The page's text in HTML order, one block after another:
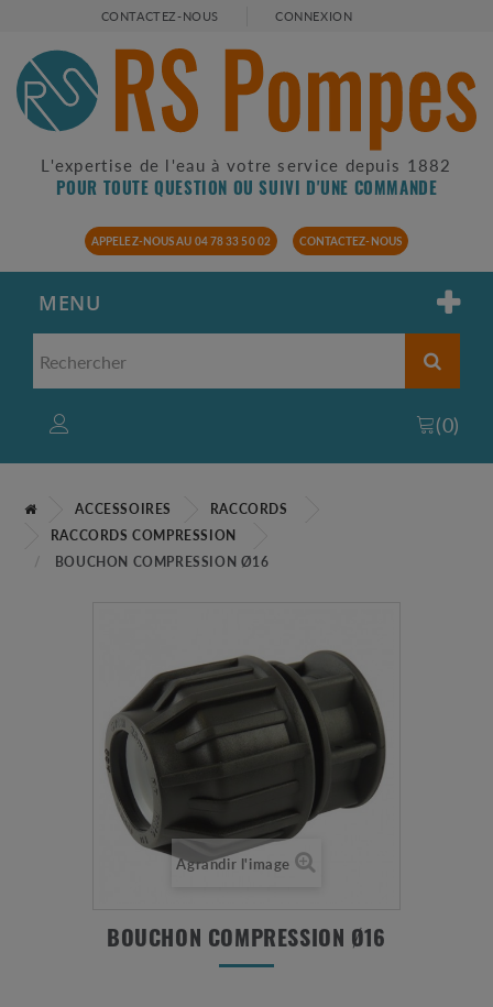
CONTACTEZ-NOUS CONNEXION
L'expertise de l'eau à votre service depuis 1882
POUR TOUTE QUESTION OU SUIVI D'UNE COMMANDE
APPELEZ-NOUS AU 04 78 33 50 02 CONTACTEZ-NOUS
MENU
(0)
ACCESSOIRES
RACCORDS
RACCORDS COMPRESSION
BOUCHON COMPRESSION Ø16
Agrandir l'image
BOUCHON COMPRESSION Ø16